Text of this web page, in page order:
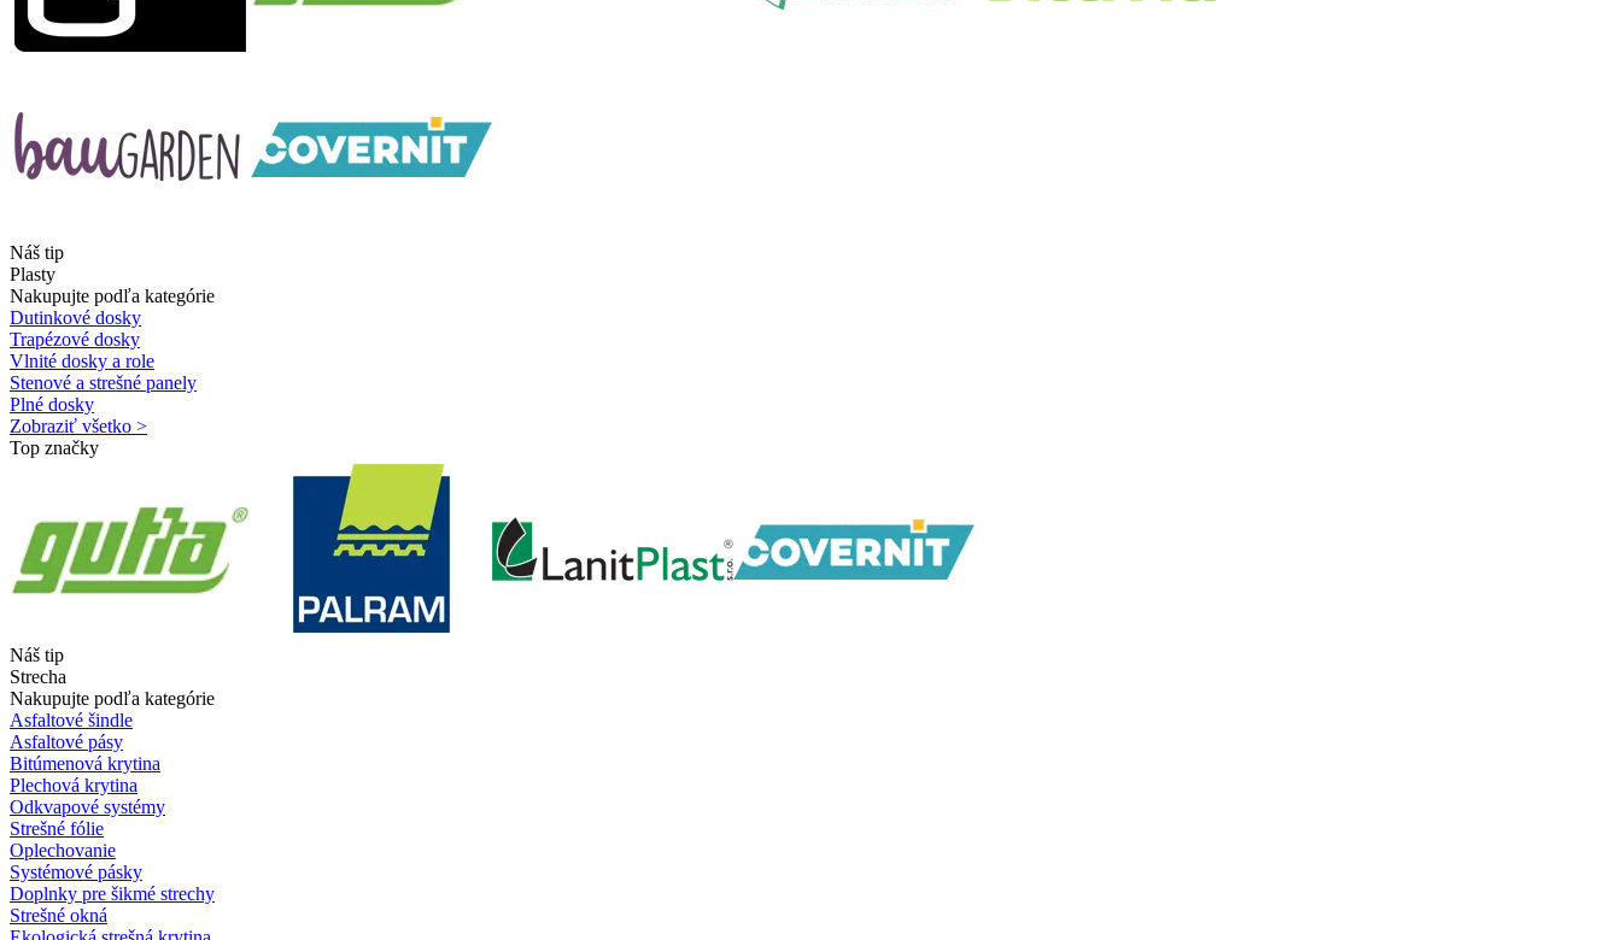
Náš tip
Plasty
Nakupujte podľa kategórie
Dutinkové dosky
Trapézové dosky
Vlnité dosky a role
Stenové a strešné panely
Plné dosky
Zobraziť všetko >
Top značky
Náš tip
Strecha
Nakupujte podľa kategórie
Asfaltové šindle
Asfaltové pásy
Bitúmenová krytina
Plechová krytina
Odkvapové systémy
Strešné fólie
Oplechovanie
Systémové pásky
Doplnky pre šikmé strechy
Strešné okná